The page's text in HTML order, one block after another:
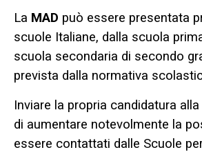
La MAD può essere presentata
scuole Italiane, dalla scuola
scuola secondaria di secondo
prevista dalla normativa
Inviare la propria candidatura alla
di aumentare notevolmente la
essere contattati dalle Scuole